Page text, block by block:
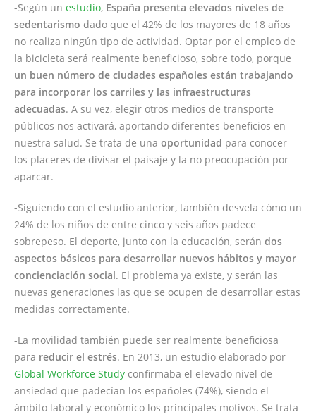
-Según un estudio, España presenta elevados niveles de
sedentarismo dado que el 42% de los mayores de 18 años
no realiza ningún tipo de actividad. Optar por el empleo de
la bicicleta será realmente beneficioso, sobre todo, porque
un buen número de ciudades españoles están trabajando
para incorporar los carriles y las infraestructuras
adecuadas. A su vez, elegir otros medios de transporte
públicos nos activará, aportando diferentes beneficios en
nuestra salud. Se trata de una oportunidad para conocer
los placeres de divisar el paisaje y la no preocupación por
aparcar.
-Siguiendo con el estudio anterior, también desvela cómo un
24% de los niños de entre cinco y seis años padece
sobrepeso. El deporte, junto con la educación, serán dos
aspectos básicos para desarrollar nuevos hábitos y mayor
concienciación social. El problema ya existe, y serán las
nuevas generaciones las que se ocupen de desarrollar estas
medidas correctamente.
-La movilidad también puede ser realmente beneficiosa
para reducir el estrés. En 2013, un estudio elaborado por
Global Workforce Study confirmaba el elevado nivel de
ansiedad que padecían los españoles (74%), siendo el
ámbito laboral y económico los principales motivos. Se trata